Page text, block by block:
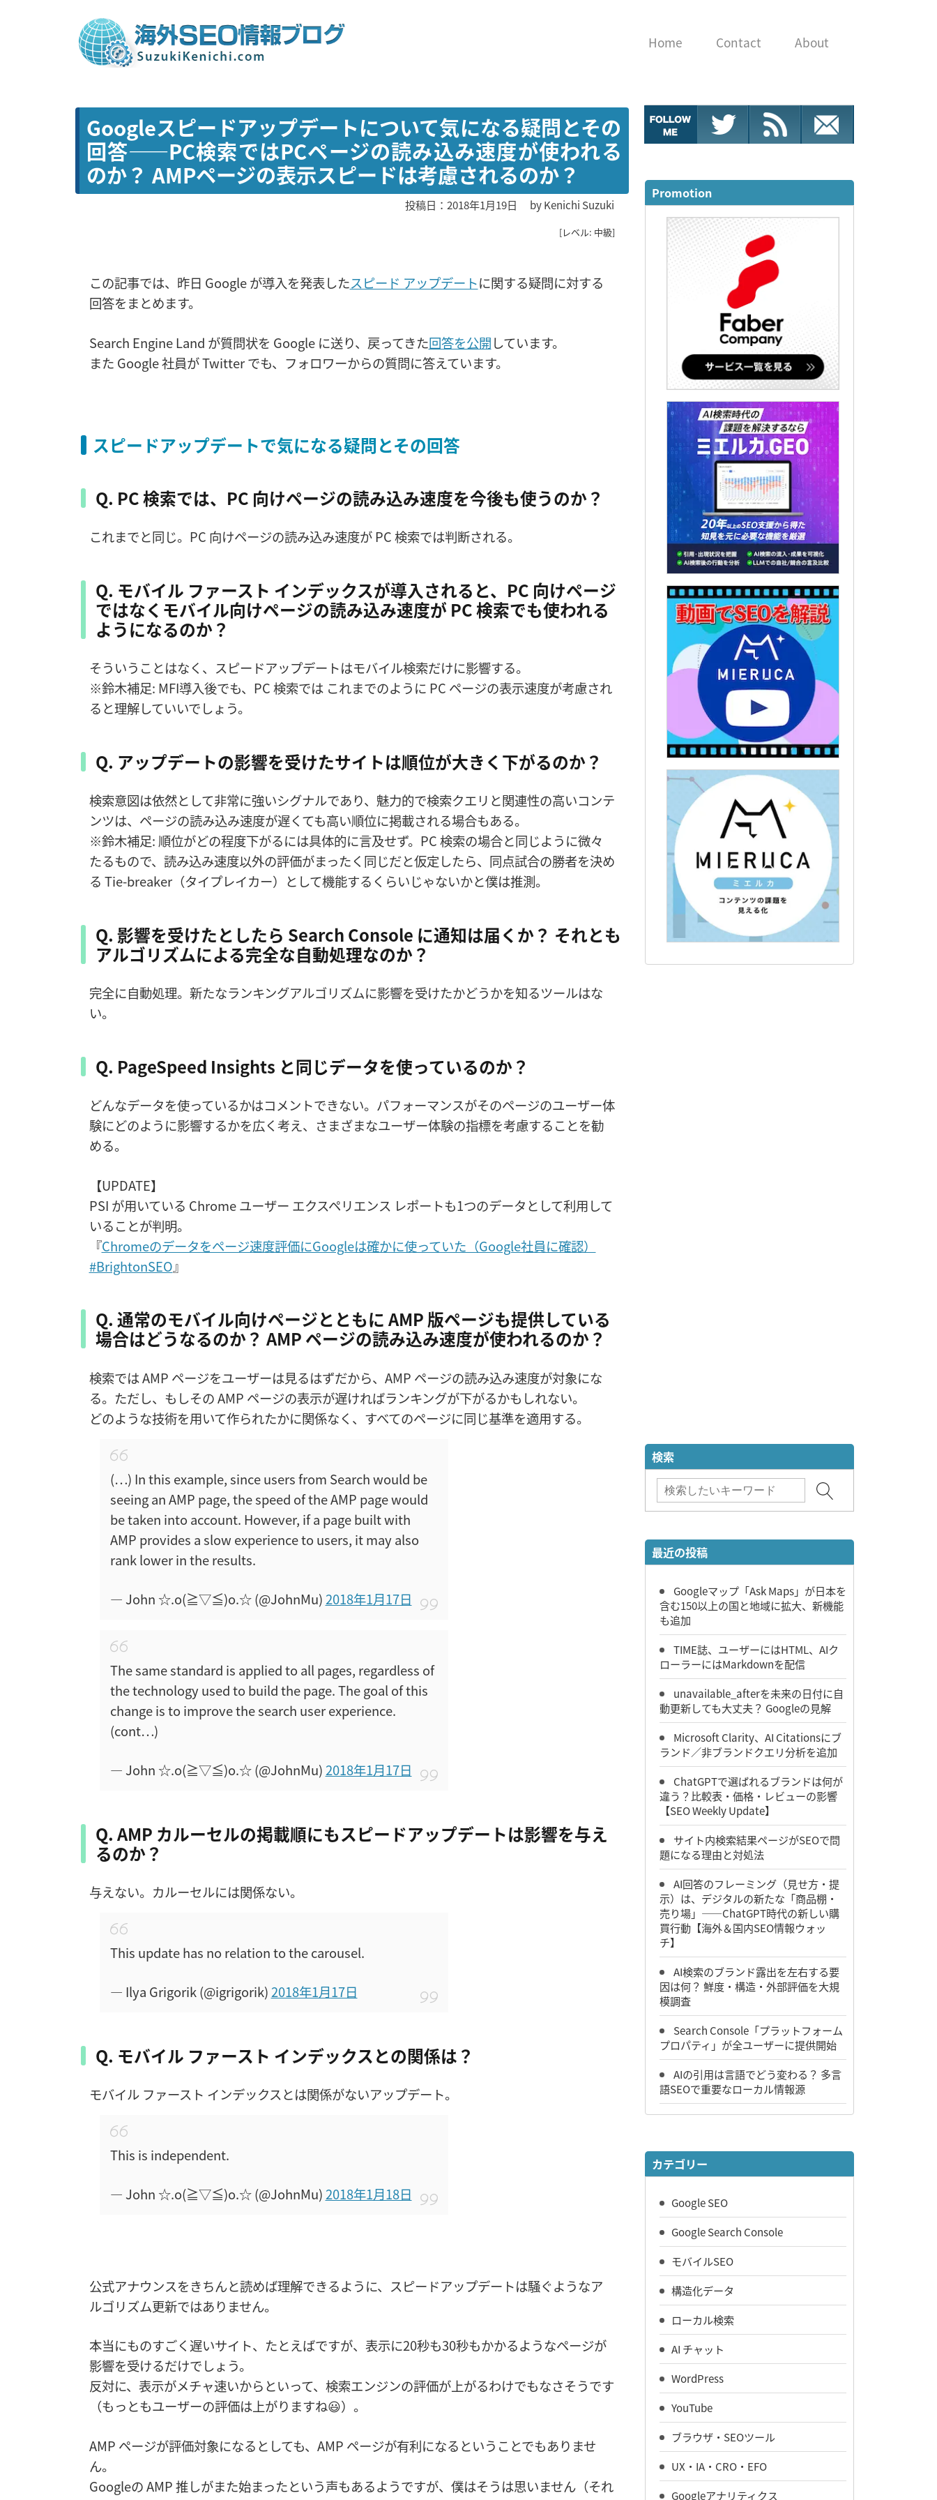
Home Contact About
Googleスピードアップデートについて気になる疑問とその
回答――PC検索ではPCページの読み込み速度が使われる
のか？ AMPページの表示スピードは考慮されるのか？
投稿日：2018年1月19日 byKenichi Suzuki
[レベル: 中級]
この記事では、昨日 Google が導入を発表したスピード アップデートに関する疑問に対する
回答をまとめます。
Search Engine Land が質問状を Google に送り、戻ってきた回答を公開しています。
また Google 社員が Twitter でも、フォロワーからの質問に答えています。
スピードアップデートで気になる疑問とその回答
Q. PC 検索では、PC 向けページの読み込み速度を今後も使うのか？
これまでと同じ。PC 向けページの読み込み速度が PC 検索では判断される。
Q. モバイル ファースト インデックスが導入されると、PC 向けページ
ではなくモバイル向けページの読み込み速度が PC 検索でも使われる
ようになるのか？
そういうことはなく、スピードアップデートはモバイル検索だけに影響する。
※鈴木補足: MFI導入後でも、PC 検索では これまでのように PC ページの表示速度が考慮され
ると理解していいでしょう。
Q. アップデートの影響を受けたサイトは順位が大きく下がるのか？
検索意図は依然として非常に強いシグナルであり、魅力的で検索クエリと関連性の高いコンテ
ンツは、ページの読み込み速度が遅くても高い順位に掲載される場合もある。
※鈴木補足: 順位がどの程度下がるには具体的に言及せず。PC 検索の場合と同じように微々
たるもので、読み込み速度以外の評価がまったく同じだと仮定したら、同点試合の勝者を決め
る Tie-breaker（タイプレイカー）として機能するくらいじゃないかと僕は推測。
Q. 影響を受けたとしたら Search Console に通知は届くか？ それとも
アルゴリズムによる完全な自動処理なのか？
完全に自動処理。新たなランキングアルゴリズムに影響を受けたかどうかを知るツールはな
い。
Q. PageSpeed Insights と同じデータを使っているのか？
どんなデータを使っているかはコメントできない。パフォーマンスがそのページのユーザー体
験にどのように影響するかを広く考え、さまざまなユーザー体験の指標を考慮することを勧
める。
【UPDATE】
PSI が用いている Chrome ユーザー エクスペリエンス レポートも1つのデータとして利用して
いることが判明。
『Chromeのデータをページ速度評価にGoogleは確かに使っていた（Google社員に確認）
#BrightonSEO』
Q. 通常のモバイル向けページとともに AMP 版ページも提供している
場合はどうなるのか？ AMP ページの読み込み速度が使われるのか？
検索では AMP ページをユーザーは見るはずだから、AMP ページの読み込み速度が対象にな
る。ただし、もしその AMP ページの表示が遅ければランキングが下がるかもしれない。
どのような技術を用いて作られたかに関係なく、すべてのページに同じ基準を適用する。
(…) In this example, since users from Search would be
seeing an AMP page, the speed of the AMP page would
be taken into account. However, if a page built with
AMP provides a slow experience to users, it may also
rank lower in the results.
— John ☆.o(≧▽≦)o.☆ (@JohnMu) 2018年1月17日
The same standard is applied to all pages, regardless of
the technology used to build the page. The goal of this
change is to improve the search user experience.
(cont…)
— John ☆.o(≧▽≦)o.☆ (@JohnMu) 2018年1月17日
Q. AMP カルーセルの掲載順にもスピードアップデートは影響を与え
るのか？
与えない。カルーセルには関係ない。
This update has no relation to the carousel.
— Ilya Grigorik (@igrigorik)2018年1月17日
Q. モバイル ファースト インデックスとの関係は？
モバイル ファースト インデックスとは関係がないアップデート。
This is independent.
— John ☆.o(≧▽≦)o.☆ (@JohnMu)2018年1月18日
公式アナウンスをきちんと読めば理解できるように、スピードアップデートは騒ぐようなア
ルゴリズム更新ではありません。
本当にものすごく遅いサイト、たとえばですが、表示に20秒も30秒もかかるようなページが
影響を受けるだけでしょう。
反対に、表示がメチャ速いからといって、検索エンジンの評価が上がるわけでもなさそうです
（もっともユーザーの評価は上がりますね😃）。
AMP ページが評価対象になるとしても、AMP ページが有利になるということでもありませ
ん。
Googleの AMP 推しがまた始まったという声もあるようですが、僕はそうは思いません（それ
Promotion
検索
最近の投稿
Googleマップ「Ask Maps」が日本を
含む150以上の国と地域に拡大、新機能
も追加
TIME誌、ユーザーにはHTML、AIク
ローラーにはMarkdownを配信
unavailable_afterを未来の日付に自
動更新しても大丈夫？ Googleの見解
Microsoft Clarity、AI Citationsにブ
ランド／非ブランドクエリ分析を追加
ChatGPTで選ばれるブランドは何が
違う？比較表・価格・レビューの影響
【SEO Weekly Update】
サイト内検索結果ページがSEOで問
題になる理由と対処法
AI回答のフレーミング（見せ方・提
示）は、デジタルの新たな「商品棚・
売り場」――ChatGPT時代の新しい購
買行動【海外＆国内SEO情報ウォッ
チ】
AI検索のブランド露出を左右する要
因は何？ 鮮度・構造・外部評価を大規
模調査
Search Console「プラットフォーム
プロパティ」が全ユーザーに提供開始
AIの引用は言語でどう変わる？ 多言
語SEOで重要なローカル情報源
カテゴリー
Google SEO
Google Search Console
モバイルSEO
構造化データ
ローカル検索
AI チャット
WordPress
YouTube
ブラウザ・SEOツール
UX・IA・CRO・EFO
Googleアナリティクス